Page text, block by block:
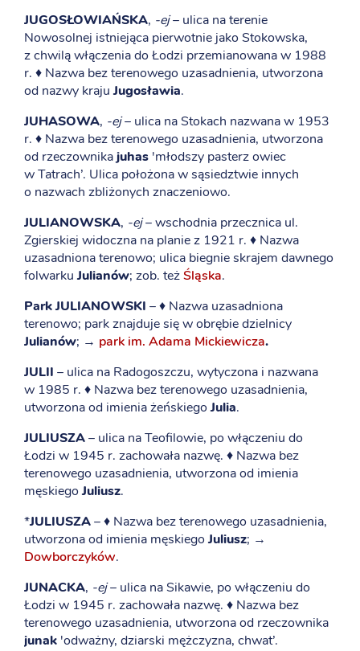
JUGOSŁOWIAŃSKA, -ej– ulica na terenie
Nowosolnej istniejąca pierwotnie jako Stokowska,
z chwilą włączenia do Łodzi przemianowana w 1988
r. ♦ Nazwa bez terenowego uzasadnienia, utworzona
od nazwy krajuJugosławia.
JUHASOWA, -ej– ulica na Stokach nazwana w 1953
r. ♦ Nazwa bez terenowego uzasadnienia, utworzona
od rzeczownikajuhas 'młodszy pasterz owiec
w Tatrach’. Ulica położona w sąsiedztwie innych
o nazwach zbliżonych znaczeniowo.
JULIANOWSKA, -ej– wschodnia przecznica ul.
Zgierskiej widoczna na planie z 1921 r. ♦ Nazwa
uzasadniona terenowo; ulica biegnie skrajem dawnego
folwarkuJulianów; zob. teżŚląska.
Park JULIANOWSKI – ♦ Nazwa uzasadniona
terenowo; park znajduje się w obrębie dzielnicy
Julianów; → park im. Adama Mickiewicza.
JULII – ulica na Radogoszczu, wytyczona i nazwana
w 1985 r. ♦ Nazwa bez terenowego uzasadnienia,
utworzona od imienia żeńskiegoJulia.
JULIUSZA– ulica na Teofilowie, po włączeniu do
Łodzi w 1945 r. zachowała nazwę. ♦ Nazwa bez
terenowego uzasadnienia, utworzona od imienia
męskiegoJuliusz.
*JULIUSZA– ♦ Nazwa bez terenowego uzasadnienia,
utworzona od imienia męskiegoJuliusz; →
Dowborczyków.
JUNACKA, -ej– ulica na Sikawie, po włączeniu do
Łodzi w 1945 r. zachowała nazwę. ♦ Nazwa bez
terenowego uzasadnienia, utworzona od rzeczownika
junak 'odważny, dziarski mężczyzna, chwat’.